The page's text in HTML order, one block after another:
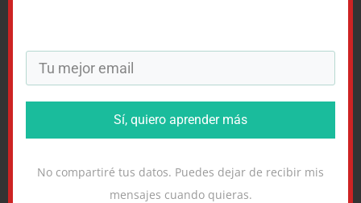
She hasn’t gotten up yet.
already aquí.)
Q: Has she gotten up yet?
A: Yes, she has.
Sí, quiero aprender más
No compartiré tus datos. Puedes dejar de recibir mis
mensajes cuando quieras.